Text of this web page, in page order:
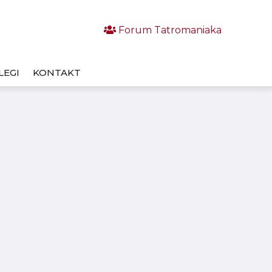
Forum Tatromaniaka
KONTAKT